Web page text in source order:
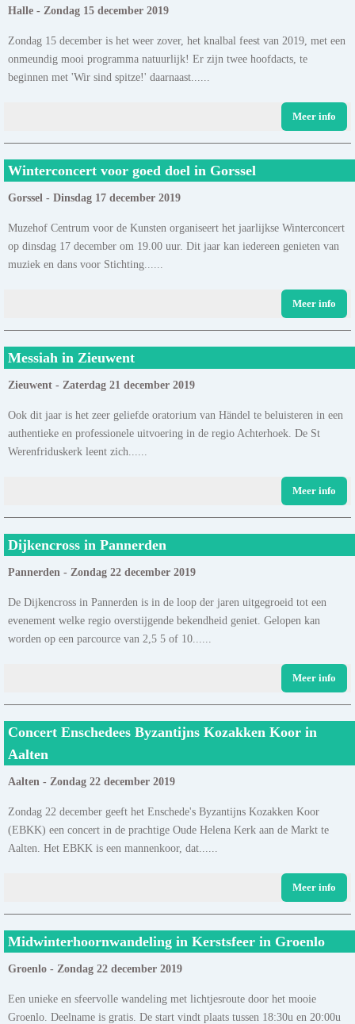
Halle - Zondag 15 december 2019
Zondag 15 december is het weer zover, het knalbal feest van 2019, met een
onmeundig mooi programma natuurlijk! Er zijn twee hoofdacts, te
beginnen met 'Wir sind spitze!' daarnaast......
Meer info
Winterconcert voor goed doel in Gorssel
Gorssel - Dinsdag 17 december 2019
Muzehof Centrum voor de Kunsten organiseert het jaarlijkse Winterconcert
op dinsdag 17 december om 19.00 uur. Dit jaar kan iedereen genieten van
muziek en dans voor Stichting......
Meer info
Messiah in Zieuwent
Zieuwent - Zaterdag 21 december 2019
Ook dit jaar is het zeer geliefde oratorium van Händel te beluisteren in een
authentieke en professionele uitvoering in de regio Achterhoek. De St
Werenfriduskerk leent zich......
Meer info
Dijkencross in Pannerden
Pannerden - Zondag 22 december 2019
De Dijkencross in Pannerden is in de loop der jaren uitgegroeid tot een
evenement welke regio overstijgende bekendheid geniet. Gelopen kan
worden op een parcource van 2,5 5 of 10......
Meer info
Concert Enschedees Byzantijns Kozakken Koor in
Aalten
Aalten - Zondag 22 december 2019
Zondag 22 december geeft het Enschede's Byzantijns Kozakken Koor
(EBKK) een concert in de prachtige Oude Helena Kerk aan de Markt te
Aalten. Het EBKK is een mannenkoor, dat......
Meer info
Midwinterhoornwandeling in Kerstsfeer in Groenlo
Groenlo - Zondag 22 december 2019
Een unieke en sfeervolle wandeling met lichtjesroute door het mooie
Groenlo. Deelname is gratis. De start vindt plaats tussen 18:30u en 20:00u